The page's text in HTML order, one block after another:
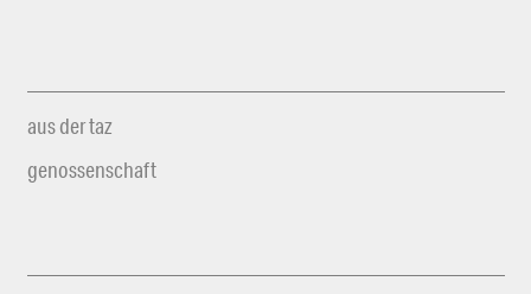
aus der taz
genossenschaft